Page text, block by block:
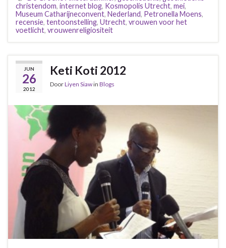
christendom, internet blog, Kosmopolis Utrecht, mei,
Museum Catharijneconvent, Nederland, Petronella Moens,
recensie, tentoonstelling, Utrecht, vrouwen voor het
voetlicht, vrouwenreligiositeit
JUN
26
2012
Keti Koti 2012
DoorLiyen Siawin Blogs